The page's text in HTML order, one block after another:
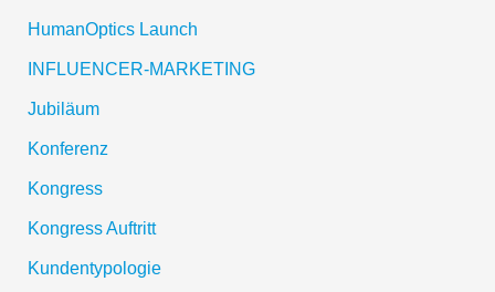
HumanOptics Launch
INFLUENCER-MARKETING
Jubiläum
Konferenz
Kongress
Kongress Auftritt
Kundentypologie